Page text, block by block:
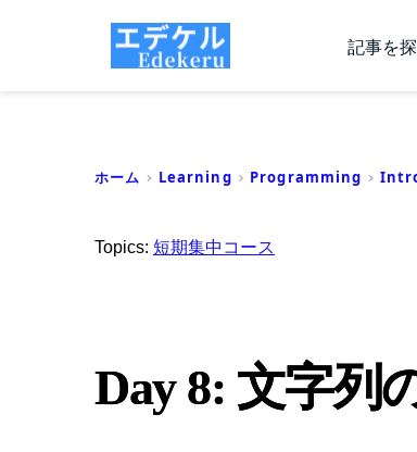
記事を
ホーム Learning Programming
Topics: 短期集中コース
Day 8: 文字列